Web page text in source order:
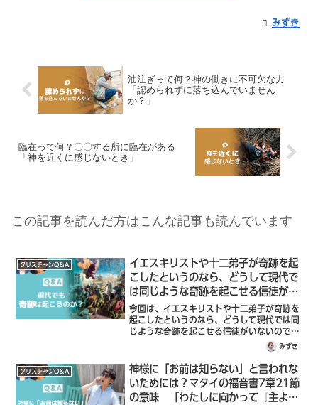
みずき
油注ぎって何？神の働きに不可欠な力
「認められずに落ち込んでいません
か？」
臨在って何？〇〇する所に臨在がある
「神を近くに感じないとき」
この記事を読んだ方はこんな記事も読んでいます
クリスチャンQ＆A
イエスキリストや十二弟子が奇跡を起
こしたというのなら、どうして現代で
は同じような奇跡を起こせる信徒がい
ないのですか？「現代でも奇跡は起こ
るのか？」【前編】
今回は、イエスキリストや十二弟子が奇跡を
起こしたというのなら、どうして現代では同
じような奇跡を起こせる信徒がいないのです
か？「現代でも奇跡は起こるのか？」という
疑問について、聖書にどのように書かれてい
るのか説明していきます。まず結論から言う
と、今でも奇跡は起こっていると思っていま
す。
みずき
クリスチャンQ＆A
神様に「お前は知らない」と言われな
いためには？マタイの福音書7章21節
の意味 「わたしに向かって『主よ、